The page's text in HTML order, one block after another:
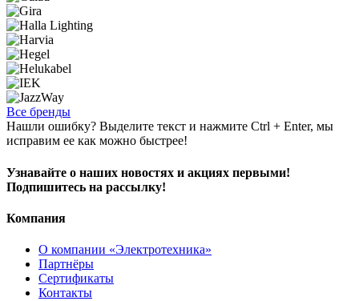
Все бренды
Нашли ошибку? Выделите текст и нажмите Ctrl + Enter, мы
исправим ее как можно быстрее!
Узнавайте о наших новостях и акциях первыми!
Подпишитесь на рассылку!
Компания
О компании «Электротехника»
Партнёры
Сертификаты
Контакты